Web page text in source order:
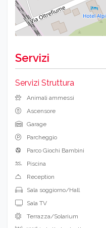
Servizi
Servizi Struttura
Animali ammessi
Ascensore
Garage
Parcheggio
Parco Giochi Bambini
Piscina
Reception
Sala soggiorno/Hall
Sala TV
Terrazza/Solarium